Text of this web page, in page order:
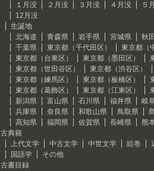
１月没
２月没 ３月没 ４月没 ５
12月没
生誕地
北海道
青森県 岩手県 宮城県 秋
千葉県
東京都（千代田区） 東京都（
東京都（台東区）
東京都（墨田区）
東京都（世田谷区）
東京都（渋谷区）
東京都（練馬区）
東京都（板橋区）
東京都（葛飾区）
東京都（江東区）
新潟県
富山県 石川県 福井県 岐
兵庫県
奈良県 和歌山県 鳥取県
高知県
福岡県 佐賀県 長崎県 熊
古典籍
上代文学
中古文学 中世文学 絵巻
国語学
その他
古書目録